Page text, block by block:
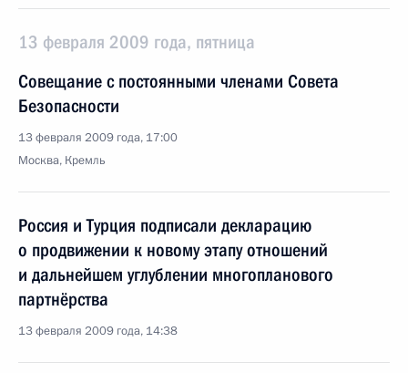
13 февраля 2009 года, пятница
Совещание с постоянными членами Совета
Безопасности
13 февраля 2009 года, 17:00
Москва, Кремль
Россия и Турция подписали декларацию
о продвижении к новому этапу отношений
и дальнейшем углублении многопланового
партнёрства
13 февраля 2009 года, 14:38